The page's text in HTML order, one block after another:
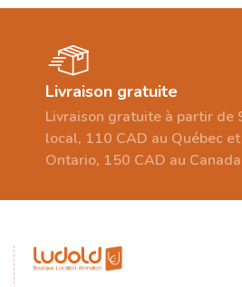
Livraison gratuite
Livraison gratuite à partir de
local, 110 CAD au Québec
Ontario, 150 CAD au